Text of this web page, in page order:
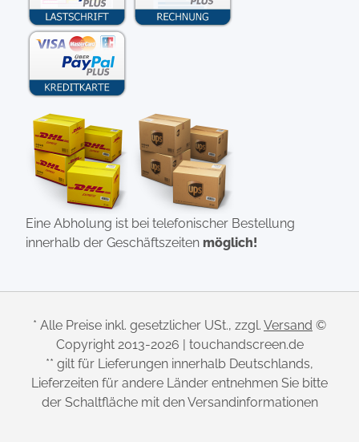
Eine Abholung ist bei telefonischer Bestellung
innerhalb der Geschäftszeiten möglich!
* Alle Preise inkl. gesetzlicher USt., zzgl. Versand ©
Copyright 2013-2026 | touchandscreen.de
** gilt für Lieferungen innerhalb Deutschlands,
Lieferzeiten für andere Länder entnehmen Sie bitte
der Schaltfläche mit den Versandinformationen